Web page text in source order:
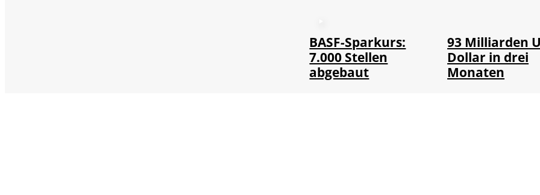
BASF-Sparkurs:
7.000 Stellen
abgebaut
93 Milliarden
Dollar in drei
Monaten